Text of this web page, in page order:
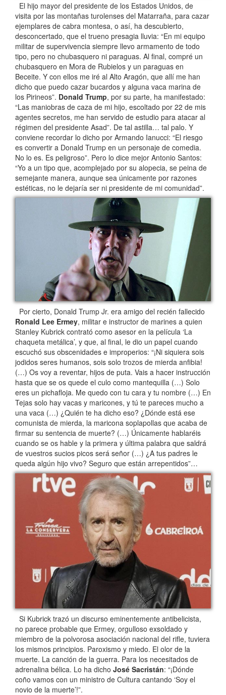
El hijo mayor del presidente de los Estados Unidos, de
visita por las montañas turolenses del Matarraña, para cazar
ejemplares de cabra montesa, o así, ha descubierto,
desconcertado, que el trueno presagia lluvia: “En mi equipo
militar de supervivencia siempre llevo armamento de todo
tipo, pero no chubasquero ni paraguas. Al final, compré un
chubasquero en Mora de Rubielos y un paraguas en
Beceite. Y con ellos me iré al Alto Aragón, que allí me han
dicho que puedo cazar bucardos y alguna vaca marina de
los Pirineos”. Donald Trump, por su parte, ha manifestado:
“Las maniobras de caza de mi hijo, escoltado por 22 de mis
agentes secretos, me han servido de estudio para atacar al
régimen del presidente Asad”. De tal astilla… tal palo. Y
conviene recordar lo dicho por Armando Ianucci: “El riesgo
es convertir a Donald Trump en un personaje de comedia.
No lo es. Es peligroso”. Pero lo dice mejor Antonio Santos:
“Yo a un tipo que, acomplejado por su alopecia, se peina de
semejante manera, aunque sea únicamente por razones
estéticas, no le dejaría ser ni presidente de mi comunidad”.
Por cierto, Donald Trump Jr. era amigo del recién fallecido
Ronald Lee Ermey, militar e instructor de marines a quien
Stanley Kubrick contrató como asesor en la película ‘La
chaqueta metálica’, y que, al final, le dio un papel cuando
escuchó sus obscenidades e improperios: “¡Ni siquiera sois
jodidos seres humanos, sois solo trozos de mierda anfibia!
(…) Os voy a reventar, hijos de puta. Vais a hacer instrucción
hasta que se os quede el culo como mantequilla (…) Solo
eres un pichafloja. Me quedo con tu cara y tu nombre (…) En
Tejas solo hay vacas y maricones, y tú te pareces mucho a
una vaca (…) ¿Quién te ha dicho eso? ¿Dónde está ese
comunista de mierda, la maricona soplapollas que acaba de
firmar su sentencia de muerte? (…) Únicamente hablaréis
cuando se os hable y la primera y última palabra que saldrá
de vuestros sucios picos será señor (…) ¿A tus padres le
queda algún hijo vivo? Seguro que están arrepentidos”…
Si Kubrick trazó un discurso eminentemente antibelicista,
no parece probable que Ermey, orgulloso exsoldado y
miembro de la polvorosa asociación nacional del rifle, tuviera
los mismos principios. Paroxismo y miedo. El olor de la
muerte. La canción de la guerra. Para los necesitados de
adrenalina bélica. Lo ha dicho José Sacristán: “¡Dónde
coño vamos con un ministro de Cultura cantando ‘Soy el
novio de la muerte’!”.